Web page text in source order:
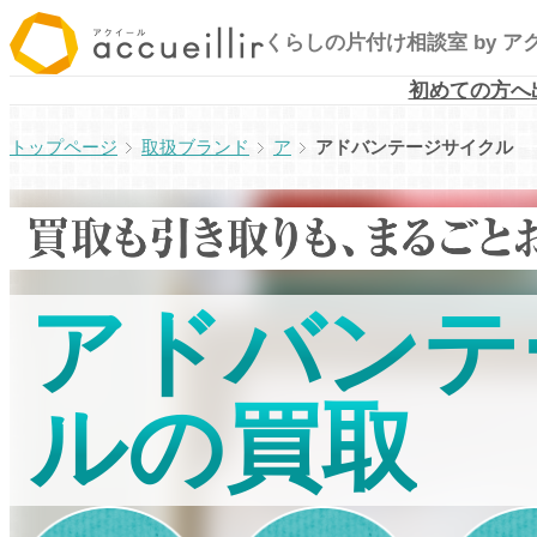
内
容
キ
ッ
プ
くらしの片付け相談室 by ア
初めての方へ
取扱ブランド ア アドバンテージサイクル
アドバン
ルの買取